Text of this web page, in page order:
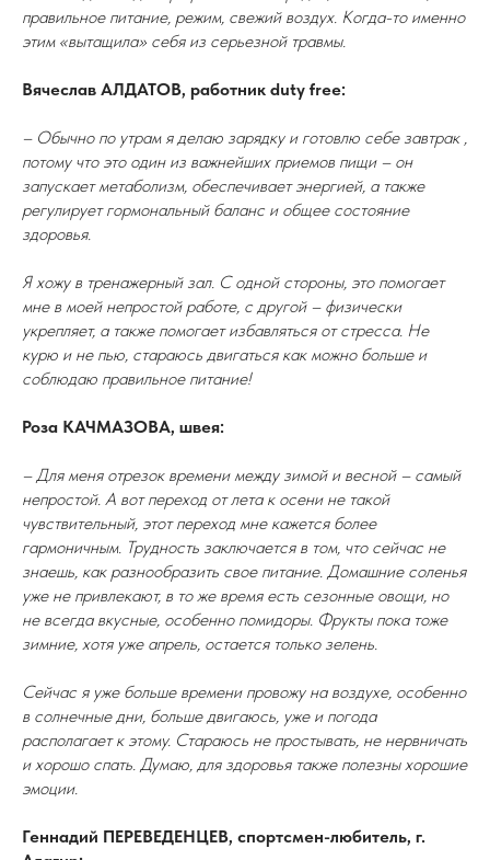
правильное питание, режим, свежий воздух. Когда-то именно
этим «вытащила» себя из серьезной травмы.
Вячеслав АЛДАТОВ, работник duty free:
– Обычно по утрам я делаю зарядку и готовлю себе завтрак ,
потому что это один из важнейших приемов пищи – он
запускает метаболизм, обеспечивает энергией, а также
регулирует гормональный баланс и общее состояние
здоровья.
Я хожу в тренажерный зал. С одной стороны, это помогает
мне в моей непростой работе, с другой – физически
укрепляет, а также помогает избавляться от стресса. Не
курю и не пью, стараюсь двигаться как можно больше и
соблюдаю правильное питание!
Роза КАЧМАЗОВА, швея:
– Для меня отрезок времени между зимой и весной – самый
непростой. А вот переход от лета к осени не такой
чувствительный, этот переход мне кажется более
гармоничным. Трудность заключается в том, что сейчас не
знаешь, как разнообразить свое питание. Домашние соленья
уже не привлекают, в то же время есть сезонные овощи, но
не всегда вкусные, особенно помидоры. Фрукты пока тоже
зимние, хотя уже апрель, остается только зелень.
Сейчас я уже больше времени провожу на воздухе, особенно
в солнечные дни, больше двигаюсь, уже и погода
располагает к этому. Стараюсь не простывать, не нервничать
и хорошо спать. Думаю, для здоровья также полезны хорошие
эмоции.
Геннадий ПЕРЕВЕДЕНЦЕВ, спортсмен-любитель, г.